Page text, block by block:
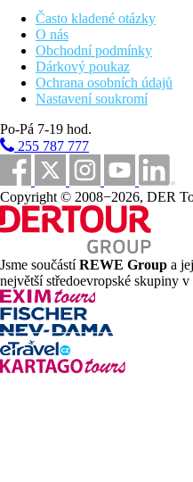
Často kladené otázky
O nás
Obchodní podmínky
Dárkový poukaz
Ochrana osobních údajů
Nastavení soukromí
Po-Pá 7-19 hod.
255 787 777
Copyright © 2008−2026, DER
Jsme součástíREWE Group a
největší středoevropské skupiny